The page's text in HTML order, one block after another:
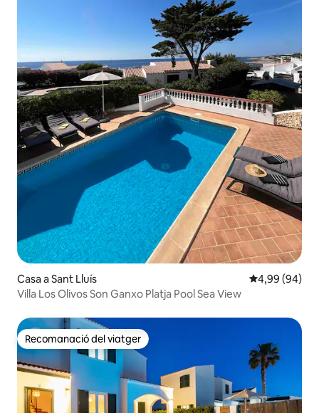
Casa a Sant Lluís 4,99 de
4,99 (94)
Villa Los Olivos Son Ganxo Platja Pool Sea View
Recomanació del viatger
Recomanació del viatger